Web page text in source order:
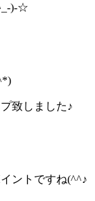
)-☆
致しました♪
ントですね(^^♪